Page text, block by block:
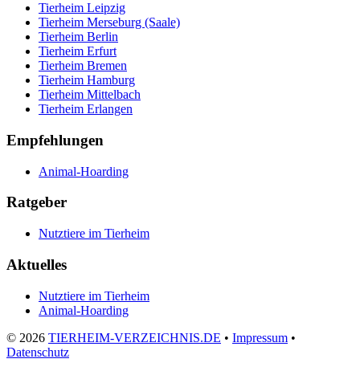
Tierheim Leipzig
Tierheim Merseburg (Saale)
Tierheim Berlin
Tierheim Erfurt
Tierheim Bremen
Tierheim Hamburg
Tierheim Mittelbach
Tierheim Erlangen
Empfehlungen
Animal-Hoarding
Ratgeber
Nutztiere im Tierheim
Aktuelles
Nutztiere im Tierheim
Animal-Hoarding
© 2026 TIERHEIM-VERZEICHNIS.DE • Impressum •
Datenschutz